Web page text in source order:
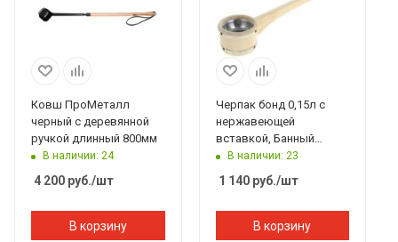
Ковш ПроМеталл
черный с деревянной
ручкой длинный 800мм
В наличии: 24
4 200 руб./шт
В корзину
Черпак бонд 0,15л с
нержавеющей
вставкой, Банный
Эксперт
В наличии: 23
1 140руб./шт
В корзину